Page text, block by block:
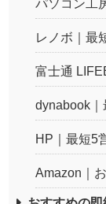
パソコン工
レノボ｜最
富士通
dynabook
HP｜最短5
Amazon｜